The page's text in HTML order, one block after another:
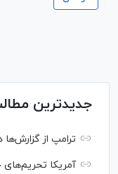
جدیدترین
ترامپ از
آمریکا تحریم‌های